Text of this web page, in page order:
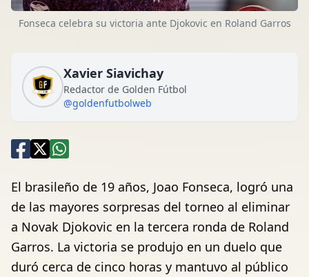
Fonseca celebra su victoria ante Djokovic en Roland Garros
Xavier Siavichay
Redactor de Golden Fútbol
@goldenfutbolweb
El brasileño de 19 años, Joao Fonseca, logró una
de las mayores sorpresas del torneo al eliminar
a Novak Djokovic en la tercera ronda de Roland
Garros. La victoria se produjo en un duelo que
duró cerca de cinco horas y mantuvo al público